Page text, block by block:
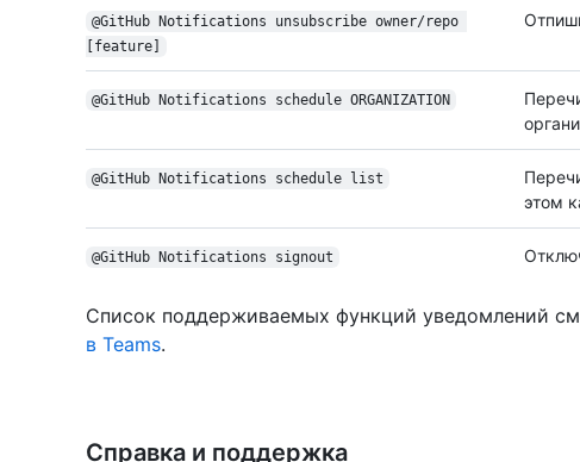
@GitHub Notifications unsubscribe owner/repo
[feature]
@GitHub Notifications schedule ORGANIZATION
@GitHub Notifications schedule list
этом
@GitHub Notifications signout
Список поддерживаемых функций уведомлений
в Teams.
Справка и поддержка